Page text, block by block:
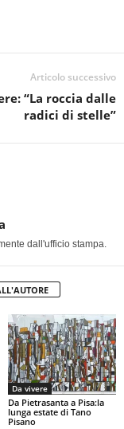
Articolo successivo
“La roccia dalle
radici di stelle”
dall'ufficio stampa.
Da vivere
Da Pietrasanta a Pisa:la
lunga estate di Tano
Pisano